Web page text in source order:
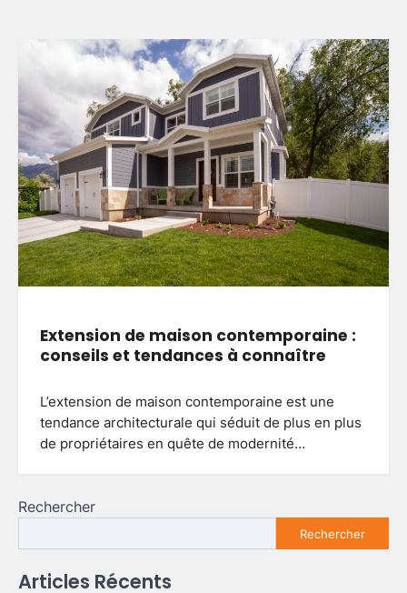
Extension de maison contemporaine :
conseils et tendances à connaître
L’extension de maison contemporaine est une
tendance architecturale qui séduit de plus en plus
de propriétaires en quête de modernité…
Rechercher
Rechercher
Articles Récents